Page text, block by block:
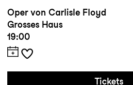
Oper von Carlisle Floyd
Grosses Haus
19:00
Tickets